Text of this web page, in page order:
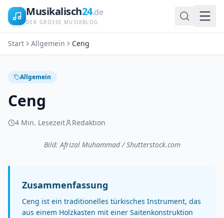
Musikalisch24.de
DER GROSSE MUSIKBLOG
Start Allgemein Ceng
Allgemein
Ceng
4 Min. Lesezeit Redaktion
Bild: Afrizal Muhammad / Shutterstock.com
Zusammenfassung
Ceng ist ein traditionelles türkisches Instrument, das
aus einem Holzkasten mit einer Saitenkonstruktion